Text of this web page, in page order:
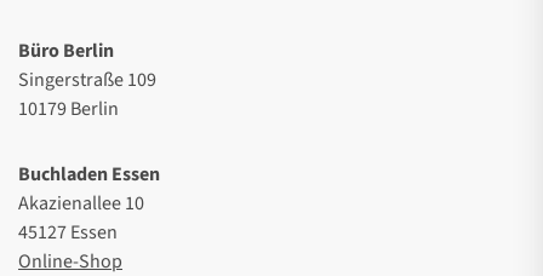
Büro Berlin
Singerstraße 109
10179 Berlin
Buchladen Essen
Akazienallee 10
45127 Essen
Online-Shop